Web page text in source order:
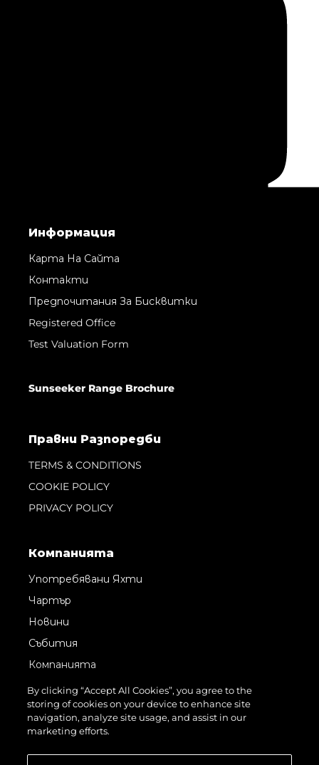
Информация
Карта На Сайта
Контакти
Предпочитания За Бисквитки
Registered Office
Test Valuation Form
Sunseeker Range Brochure
Правни Pазпоредби
TERMS & CONDITIONS
COOKIE POLICY
PRIVACY POLICY
Компанията
Употребявани Яхти
Чартър
Новини
Събития
Компанията
Екипът
Request Parts
Test International Landing Page
By clicking “Accept All Cookies”, you agree to the
storing of cookies on your device to enhance site
navigation, analyze site usage, and assist in our
marketing efforts.